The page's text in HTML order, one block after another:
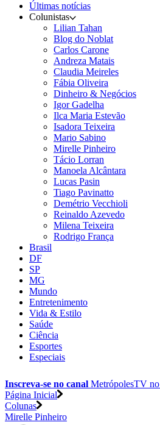
Últimas notícias
Colunistas
Lilian Tahan
Blog do Noblat
Carlos Carone
Andreza Matais
Claudia Meireles
Fábia Oliveira
Dinheiro & Negócios
Igor Gadelha
Ilca Maria Estevão
Isadora Teixeira
Mario Sabino
Mirelle Pinheiro
Tácio Lorran
Manoela Alcântara
Lucas Pasin
Tiago Pavinatto
Demétrio Vecchioli
Reinaldo Azevedo
Milena Teixeira
Rodrigo França
Brasil
DF
SP
MG
Mundo
Entretenimento
Vida & Estilo
Saúde
Ciência
Esportes
Especiais
Inscreva-se no canal MetrópolesTV no
Página Inicial
Colunas
Mirelle Pinheiro